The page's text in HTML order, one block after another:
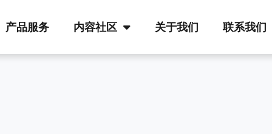
产品服务 内容社区 关于我们 联系我们